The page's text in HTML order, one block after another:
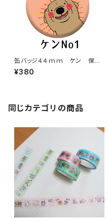
缶バッジ４４ｍｍ ケン 保護
犬達の楽園バッジ【送料無料】
¥380
同じカテゴリの商品